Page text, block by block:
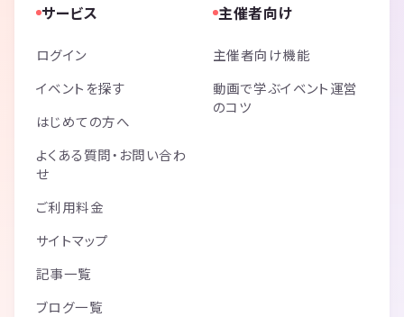
サービス
ログイン
イベントを探す
はじめての方へ
よくある質問・お問い合わ
せ
ご利用料金
サイトマップ
記事一覧
ブログ一覧
主催者向け
主催者向け機能
動画で学ぶイベント運営
のコツ